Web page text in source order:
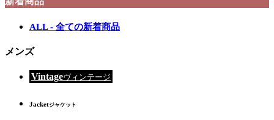
ALL - 全ての新着商品
メンズ
Vintageヴィンテージ
Jacketジャケット